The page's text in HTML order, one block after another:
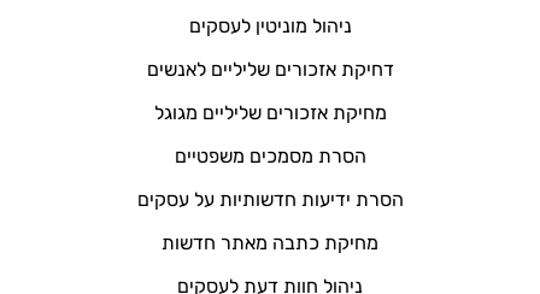
ניהול מוניטין לעסקים
דחיקת אזכורים שליליים לאנשים
מחיקת אזכורים שליליים מגוגל
הסרת מסמכים משפטיים
הסרת ידיעות חדשותיות על עסקים
מחיקת כתבה מאתר חדשות
ניהול חוות דעת לעסקים